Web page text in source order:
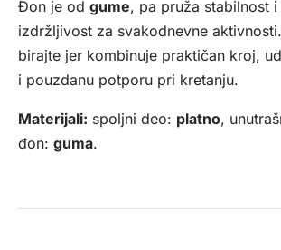
Đon je od gume, pa pruža stabilnost
izdržljivost za svakodnevne
birajte jer kombinuje praktičan kroj,
i pouzdanu potporu pri kretanju.
Materijali: spoljni deo: platno,
đon: guma.